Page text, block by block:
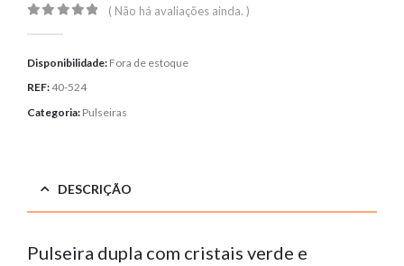
( Não há avaliações ainda. )
Disponibilidade: Fora de estoque
REF:40-524
Categoria: Pulseiras
DESCRIÇÃO
Pulseira dupla com cristais verde e